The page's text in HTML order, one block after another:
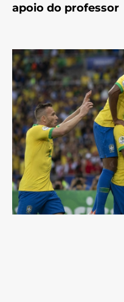
apoio do professor